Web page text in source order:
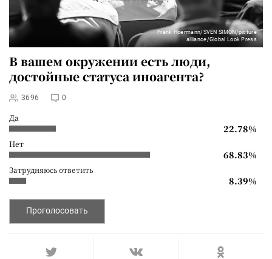
Frank Hoermann/SVEN SIMON/picture
alliance/Global Look Press
В вашем окружении есть люди,
достойные статуса иноагента?
3696 0
Да
22.78%
Нет
68.83%
Затрудняюсь ответить
8.39%
Проголосовать